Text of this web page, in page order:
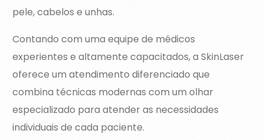
pele, cabelos e unhas.
Contando com uma equipe de médicos
experientes e altamente capacitados, a SkinLaser
oferece um atendimento diferenciado que
combina técnicas modernas com um olhar
especializado para atender as necessidades
individuais de cada paciente.